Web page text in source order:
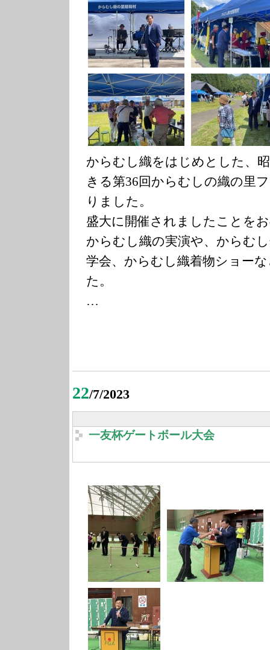
からむし織をはじめとした、
きる第36回からむしの織の里
りました。
盛大に開催されましたことを
からむし織の実演や、からむ
学会、からむし織着物ショー
た。
…
22/7/2023
一友杯ゲートボール大会